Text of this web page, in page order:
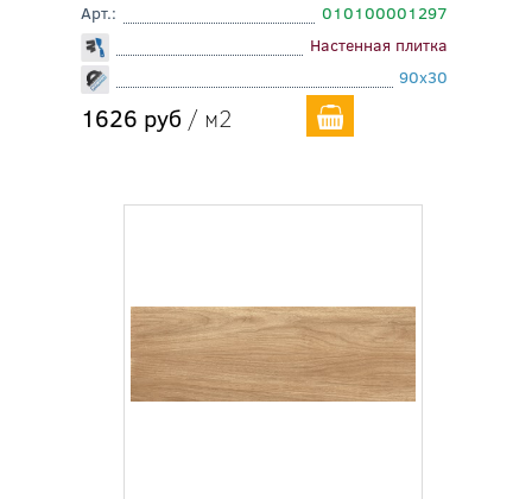
Арт.:
010100001297
Настенная плитка
90x30
1626 руб / м2